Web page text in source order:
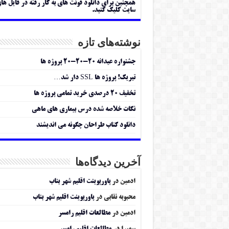
همچنین برای دانلود فونت های به کار رفته در فایل
سایت کلیک کنید.
نوشته‌های تازه
جشنواره عیدانه ۲۰-۲۰-۲۰ پروژه ها
تبریک! پروژه ها SSL دار شد…
تخفیف ۲۰ درصدی خرید تمامی پروژه ها
نکات خلاصه شده درس بیماری های ماهی
دانلود کتاب طراحان چگونه می اندیشند
آخرین دیدگاه‌ها
ادمین درپاورپوینت اقلیم شهر بناب
محبوبه نقابی درپاورپوینت اقلیم شهر بناب
ادمین درمطالعات اقلیم رامسر